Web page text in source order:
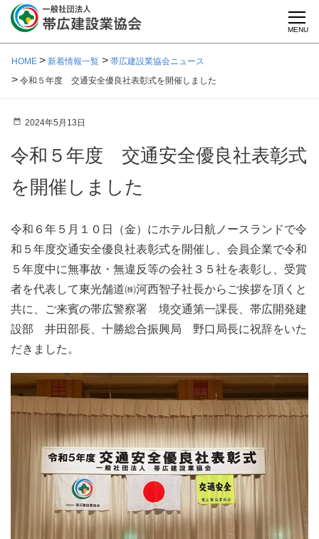
MENU
HOME 新着情報一覧
帯広建設業協会ニュース
令和５年度 交通安全優良社表彰式を開催しました
2024年5月13日
令和５年度 交通安全優良社表彰式
を開催しました
令和６年５月１０日（金）にホテル日航ノースランドで令
和５年度交通安全優良社表彰式を開催し、会員企業で令和
５年度中に無事故・無違反等の会社３５社を表彰し、受賞
者を代表して東光舗道㈱河西智子社長からご挨拶を頂くと
共に、ご来賓の帯広警察署 境交通第一課長、帯広開発建
設部 井田部長、十勝総合振興局 野口局長に祝辞をいた
だきました。